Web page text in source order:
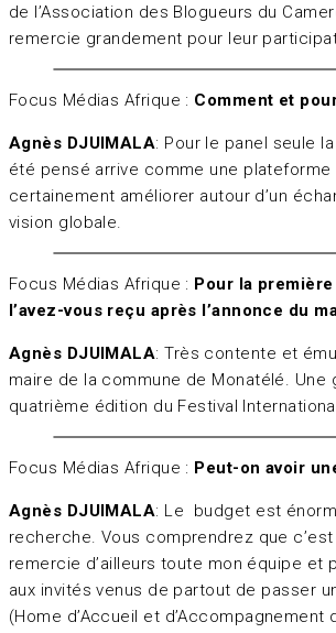
de l’Association des Blogueurs du
remercie grandement pour leur
Focus Médias Afrique : Comment et
Agnès DJUIMALA: Pour le panel seule
été pensé arrive comme une
certainement améliorer autour d’un
vision globale.
Focus Médias Afrique : Pour la
l’avez-vous reçu après l’annonce du
Agnès DJUIMALA: Très contente et
maire de la commune de Monatélé.
quatrième édition du Festival
Focus Médias Afrique : Peut-on avoir
Agnès DJUIMALA: Le budget est
recherche. Vous comprendrez que
remercie d’ailleurs toute mon équipe et
aux invités venus de partout de passer
(Home d’Accueil et